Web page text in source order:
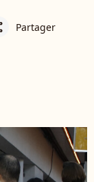
Partager